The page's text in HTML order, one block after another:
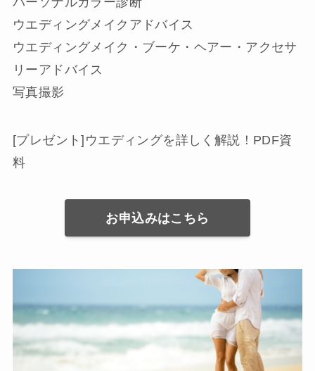
ウエディングメイクアドバイス
ウエディングメイク・ブーケ・ヘアー・アクセサ
リーアドバイス
写真撮影
[プレゼント]ウエディングを詳しく解説！PDF資
料
お申込みはこちら